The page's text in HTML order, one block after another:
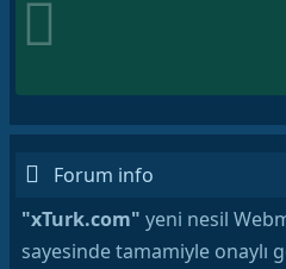
Forum info
"xTurk.com" yeni nesil
sayesinde tamamiyle onaylı